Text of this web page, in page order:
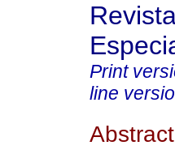
Print
line
Abstract